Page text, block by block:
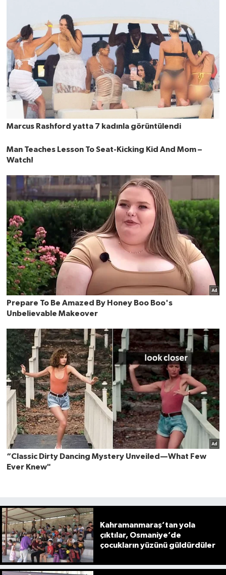
Kahramanmaraş’tan yola
çıktılar, Osmaniye’de
çocukların yüzünü güldürdüler